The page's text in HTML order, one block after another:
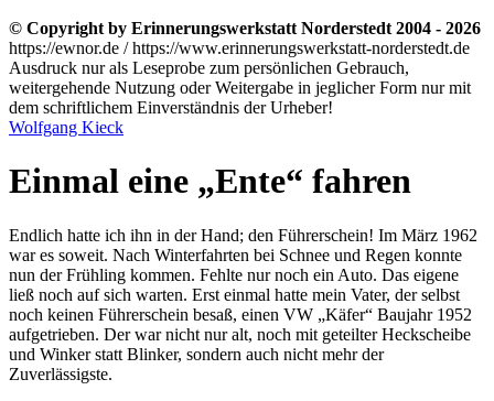
© Copyright by Erinnerungswerkstatt Norderstedt 2004 - 2026
https://ewnor.de / https://www.erinnerungswerkstatt-norderstedt.de
Ausdruck nur als Leseprobe zum persönlichen Gebrauch,
weitergehende Nutzung oder Weitergabe in jeglicher Form nur mit
dem schriftlichem Einverständnis der Urheber!
Wolfgang Kieck
Einmal eine Ente fahren
Endlich hatte ich ihn in der Hand; den Führerschein! Im März 1962
war es soweit. Nach Winterfahrten bei Schnee und Regen konnte
nun der Frühling kommen. Fehlte nur noch ein Auto. Das eigene
ließ noch auf sich warten. Erst einmal hatte mein Vater, der selbst
noch keinen Führerschein besaß, einen VW
Käfer
Baujahr 1952
aufgetrieben. Der war nicht nur alt, noch mit geteilter Heckscheibe
und Winker statt Blinker, sondern auch nicht mehr der
Zuverlässigste.